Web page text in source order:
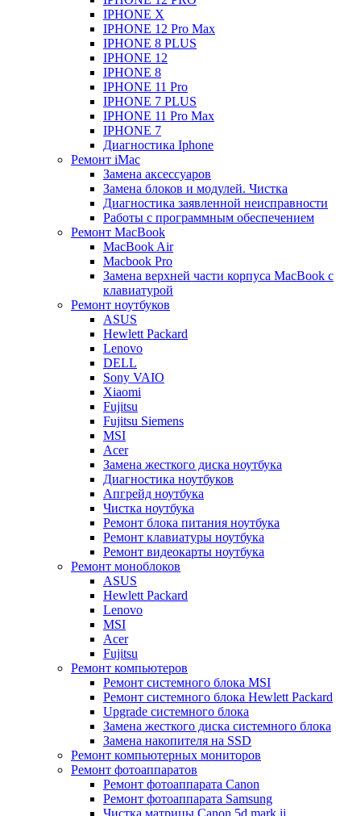
IPHONE X
IPHONE 12 Pro Max
IPHONE 8 PLUS
IPHONE 12
IPHONE 8
IPHONE 11 Pro
IPHONE 7 PLUS
IPHONE 11 Pro Max
IPHONE 7
Диагностика Iphone
Ремонт iMac
Замена аксессуаров
Замена блоков и модулей. Чистка
Диагностика заявленной неисправности
Работы с программным обеспечением
Ремонт MacBook
MacBook Air
Macbook Pro
Замена верхней части корпуса MacBook с
клавиатурой
Ремонт ноутбуков
ASUS
Hewlett Packard
Lenovo
DELL
Sony VAIO
Xiaomi
Fujitsu
Fujitsu Siemens
MSI
Acer
Замена жесткого диска ноутбука
Диагностика ноутбуков
Апгрейд ноутбука
Чистка ноутбука
Ремонт блока питания ноутбука
Ремонт клавиатуры ноутбука
Ремонт видеокарты ноутбука
Ремонт моноблоков
ASUS
Hewlett Packard
Lenovo
MSI
Acer
Fujitsu
Ремонт компьютеров
Ремонт системного блока MSI
Ремонт системного блока Hewlett Packard
Upgrade системного блока
Замена жесткого диска системного блока
Замена накопителя на SSD
Ремонт компьютерных мониторов
Ремонт фотоаппаратов
Ремонт фотоаппарата Canon
Ремонт фотоаппарата Samsung
Чистка матрицы Canon 5d mark ii